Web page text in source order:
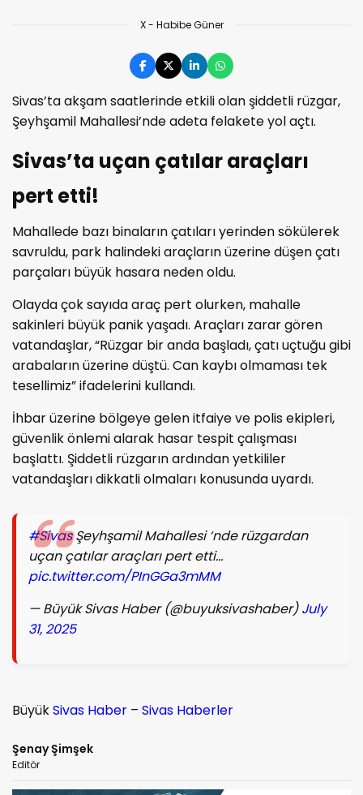
X - Habibe Güner
Sivas’ta akşam saatlerinde etkili olan şiddetli rüzgar,
Şeyhşamil Mahallesi’nde adeta felakete yol açtı.
Sivas’ta uçan çatılar araçları
pert etti!
Mahallede bazı binaların çatıları yerinden sökülerek
savruldu, park halindeki araçların üzerine düşen çatı
parçaları büyük hasara neden oldu.
Olayda çok sayıda araç pert olurken, mahalle
sakinleri büyük panik yaşadı. Araçları zarar gören
vatandaşlar, “Rüzgar bir anda başladı, çatı uçtuğu gibi
arabaların üzerine düştü. Can kaybı olmaması tek
tesellimiz” ifadelerini kullandı.
İhbar üzerine bölgeye gelen itfaiye ve polis ekipleri,
güvenlik önlemi alarak hasar tespit çalışması
başlattı. Şiddetli rüzgarın ardından yetkililer
vatandaşları dikkatli olmaları konusunda uyardı.
#SivasŞeyhşamil Mahallesi ‘nde rüzgardan
uçan çatılar araçları pert etti…
pic.twitter.com/PInGGa3mMM
— Büyük Sivas Haber (@buyuksivashaber)July
31, 2025
BüyükSivas Haber – Sivas Haberler
Şenay Şimşek
Editör